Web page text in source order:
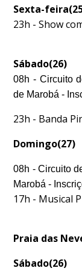
Sexta-
23h - Show
Sábado(26)
08h - Circuito
de Marobá -
23h - Banda
Domingo(27)
08h - Circuito
Marobá -
17h - Musical
Praia das
Sábado(26)